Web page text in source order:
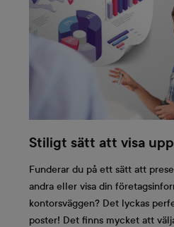
Stiligt sätt att visa
Funderar du på ett sätt att
andra eller visa din
kontorsväggen? Det lyckas
poster! Det finns mycket att